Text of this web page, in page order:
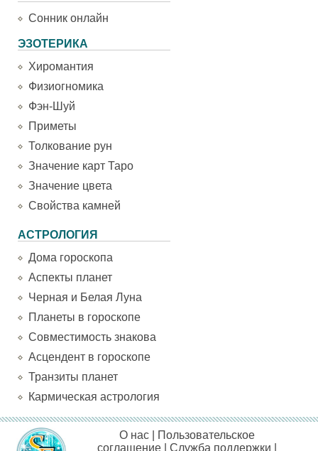
Сонник онлайн
ЭЗОТЕРИКА
Хиромантия
Физиогномика
Фэн-Шуй
Приметы
Толкование рун
Значение карт Таро
Значение цвета
Свойства камней
АСТРОЛОГИЯ
Дома гороскопа
Аспекты планет
Черная и Белая Луна
Планеты в гороскопе
Совместимость знакова
Асцендент в гороскопе
Транзиты планет
Кармическая астрология
О нас
Пользовательское
соглашение |Служба поддержки